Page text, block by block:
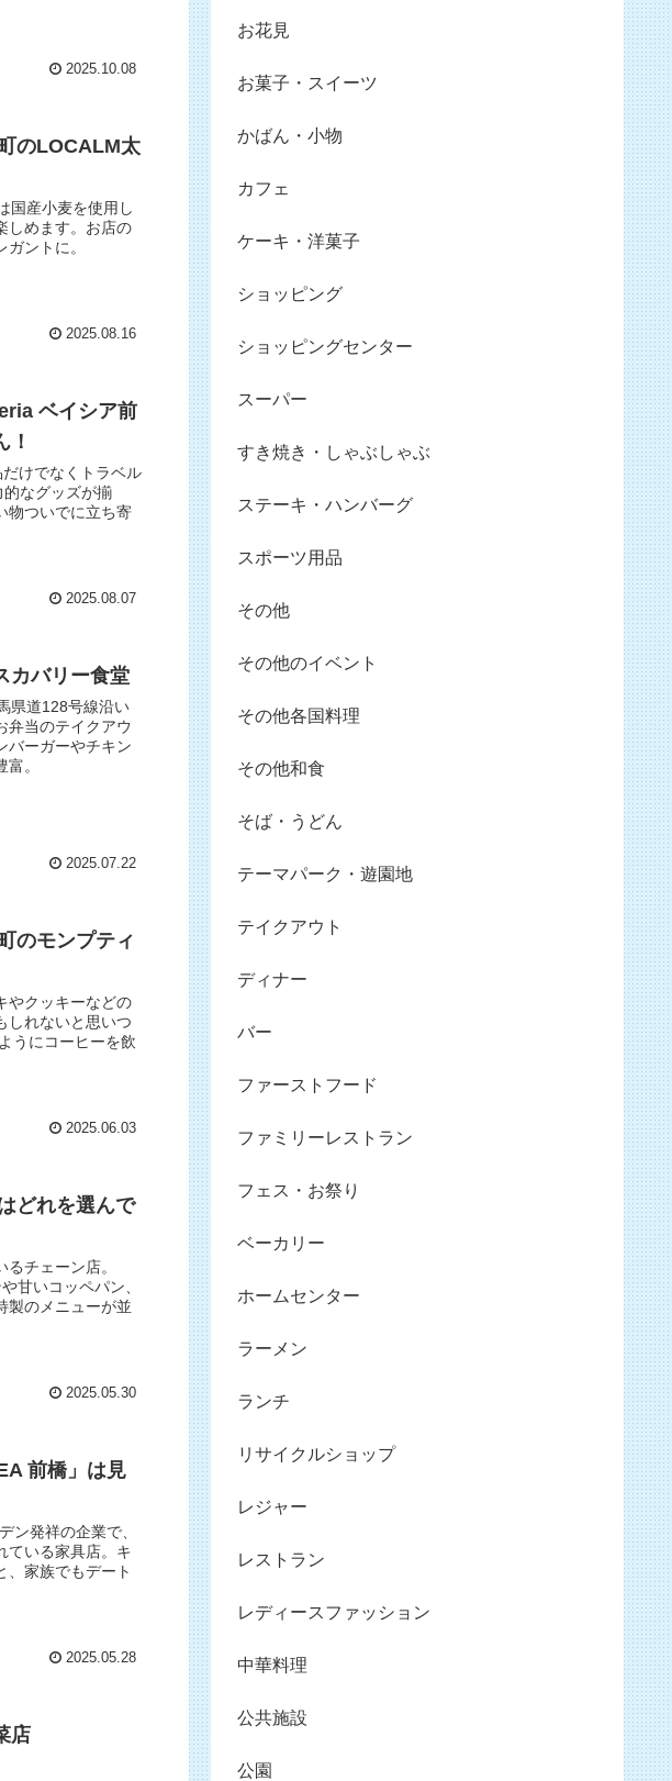
2025.10.08
のLOCALM太
国産小麦を使用し
しめます。お店の
ントに。
2025.08.16
ベイシア前
けでなくトラベル
なグッズが揃
物ついでに立ち寄
2025.08.07
カバリー食堂
県道128号線沿い
弁当のテイクアウ
バーガーやチキン
。
2025.07.22
のモンプティ
やクッキーなどの
しれないと思いつ
うにコーヒーを飲
2025.06.03
どれを選んで
チェーン店。
甘いコッペパン、
製のメニューが並
2025.05.30
前橋」は見
ン発祥の企業で、
ている家具店。キ
、家族でもデート
2025.05.28
店
お花見
お菓子・スイーツ
かばん・小物
カフェ
ケーキ・洋菓子
ショッピング
ショッピングセンター
スーパー
すき焼き・しゃぶしゃぶ
ステーキ・ハンバーグ
スポーツ用品
その他
その他のイベント
その他各国料理
その他和食
そば・うどん
テーマパーク・遊園地
テイクアウト
ディナー
バー
ファーストフード
ファミリーレストラン
フェス・お祭り
ベーカリー
ホームセンター
ラーメン
ランチ
リサイクルショップ
レジャー
レストラン
レディースファッション
中華料理
公共施設
公園